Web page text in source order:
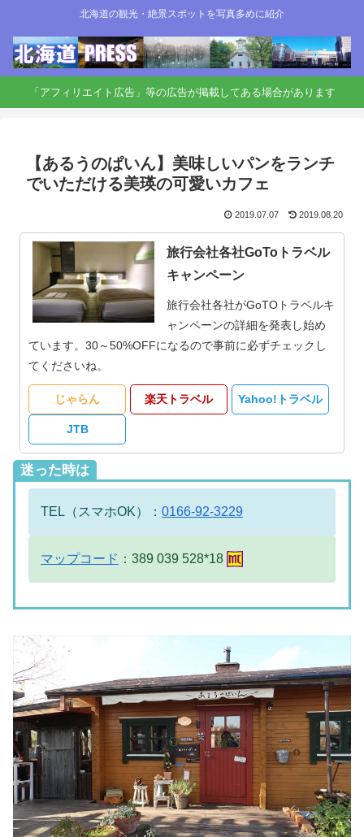
北海道の観光・絶景スポットを写真多めに紹介
「アフィリエイト広告」等の広告が掲載してある場合があります
【あるうのぱいん】美味しいパンをランチ
でいただける美瑛の可愛いカフェ
2019.07.07 2019.08.20
旅行会社各社GoToトラベル
キャンペーン
旅行会社各社がGoTOトラベルキ
ャンペーンの詳細を発表し始め
ています。30～50%OFFになるので事前に必ずチェックし
てくださいね。
じゃらん 楽天トラベル Yahoo!トラベル
JTB
迷った時は
TEL（スマホOK）： 0166-92-3229
マップコード ：389 039 528*18